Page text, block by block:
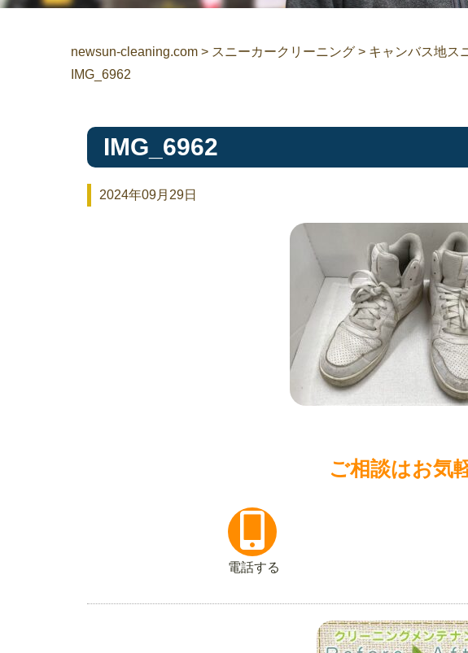
newsun-cleaning.com > スニーカークリーニング > キャンバス地ス
IMG_6962
IMG_6962
2024年09月29日
ご相談はお気
電話する